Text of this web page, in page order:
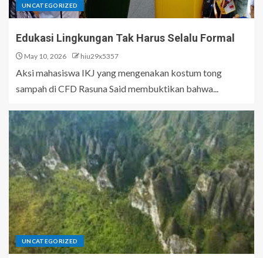
UNCATEGORIZED
Edukasi Lingkungan Tak Harus Selalu Formal
May 10, 2026 hiu29x5357
Aksi mahasiswa IKJ yang mengenakan kostum tong
sampah di CFD Rasuna Said membuktikan bahwa...
UNCATEGORIZED